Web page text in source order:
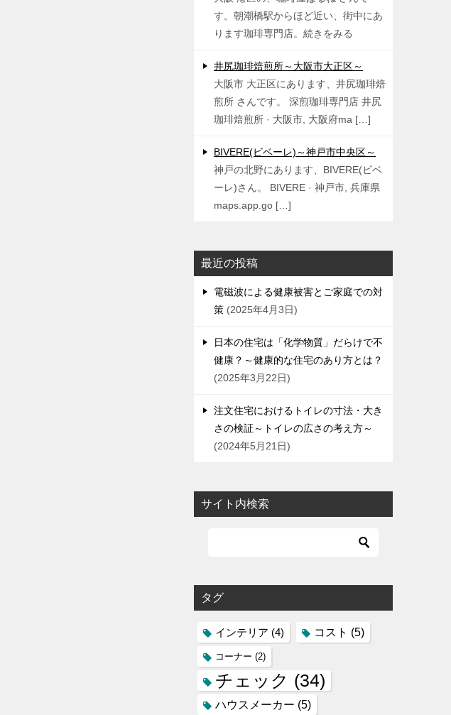
す。朝潮橋駅からほど近い、街中にあ
ります珈琲専門店。続きをみる
井尻珈琲焙煎所～大阪市大正区～
大阪市 大正区にあります、井尻珈琲焙
煎所 さんです。 深煎珈琲専門店 井尻
珈琲焙煎所 · 大阪市, 大阪府ma […]
BIVERE(ビベーレ)～神戸市中央区～
神戸の北野にあります、BIVERE(ビベ
ーレ)さん。 BIVERE · 神戸市, 兵庫県
maps.app.go […]
最近の投稿
電磁波による健康被害とご家庭での対
策 2025年4月3日
日本の住宅は「化学物質」だらけで不
健康？～健康的な住宅のあり方とは？
2025年3月22日
注文住宅におけるトイレの寸法・大き
さの検証～トイレの広さの考え方～
2024年5月21日
サイト内検索
タグ
インテリア (4) コスト (5)
コーナー (2)
チェック (34)
ハウスメーカー (5)